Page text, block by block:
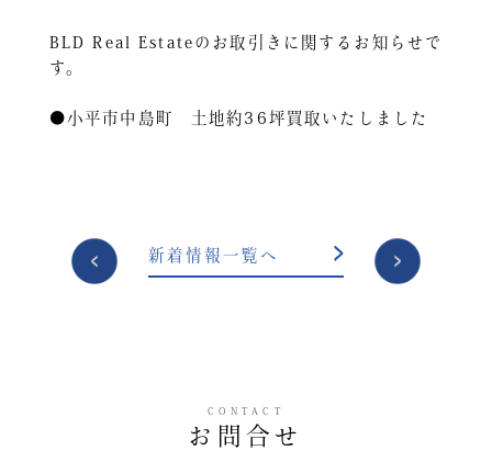
BLD Real Estateのお取引きに関するお知らせで
す。
●小平市中島町 土地約36坪買取いたしました
投
稿
新着情報一覧へ
CONTACT
お問合せ